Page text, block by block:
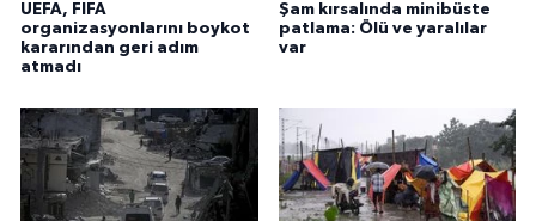
UEFA, FIFA
organizasyonlarını boykot
kararından geri adım
atmadı
Şam kırsalında minibüste
patlama: Ölü ve yaralılar
var